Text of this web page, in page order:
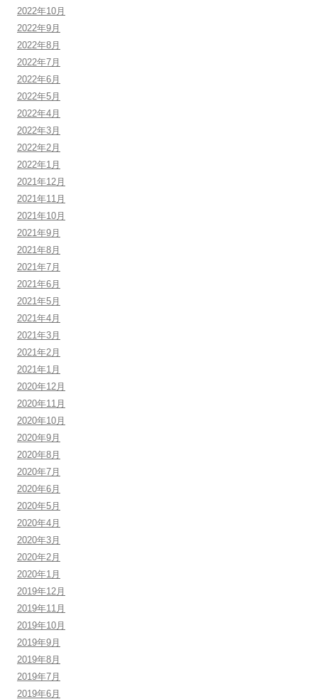
2022年10月
2022年9月
2022年8月
2022年7月
2022年6月
2022年5月
2022年4月
2022年3月
2022年2月
2022年1月
2021年12月
2021年11月
2021年10月
2021年9月
2021年8月
2021年7月
2021年6月
2021年5月
2021年4月
2021年3月
2021年2月
2021年1月
2020年12月
2020年11月
2020年10月
2020年9月
2020年8月
2020年7月
2020年6月
2020年5月
2020年4月
2020年3月
2020年2月
2020年1月
2019年12月
2019年11月
2019年10月
2019年9月
2019年8月
2019年7月
2019年6月